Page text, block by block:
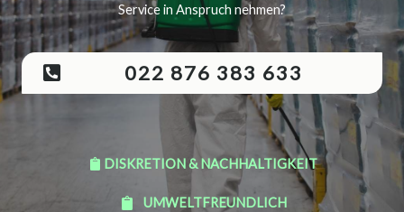
Service in Anspruch nehmen?
022 876 383 633
DISKRETION & NACHHALTIGKEIT
UMWELTFREUNDLICH